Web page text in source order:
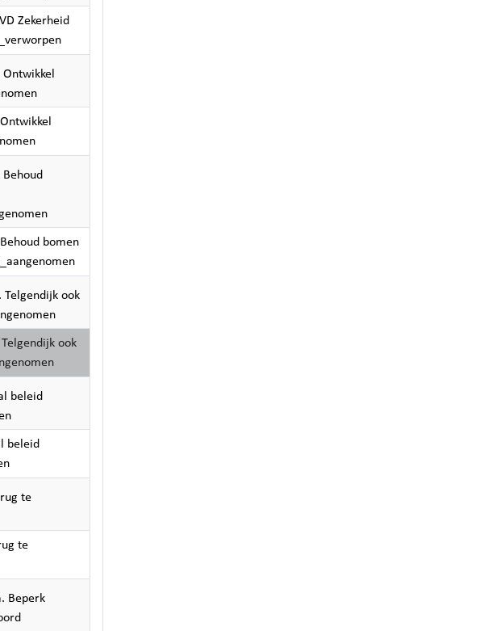
Zekerheid
bomen
Telgendijk ook
ook
beleid
beleid
te
te
Beperk